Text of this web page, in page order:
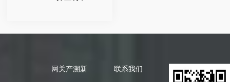
网关产溯新
联系我们